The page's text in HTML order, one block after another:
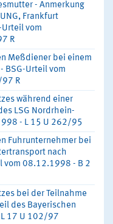
- Anmerkung
Frankfurt
Urteil vom
R
Meßdiener bei einem
BSG-Urteil vom
R
während einer
LSG Nordrhein-
- L 15 U 262/95
Fuhrunternehmer bei
nach
vom 08.12.1998 - B 2
bei der Teilnahme
des Bayerischen
17 U 102/97